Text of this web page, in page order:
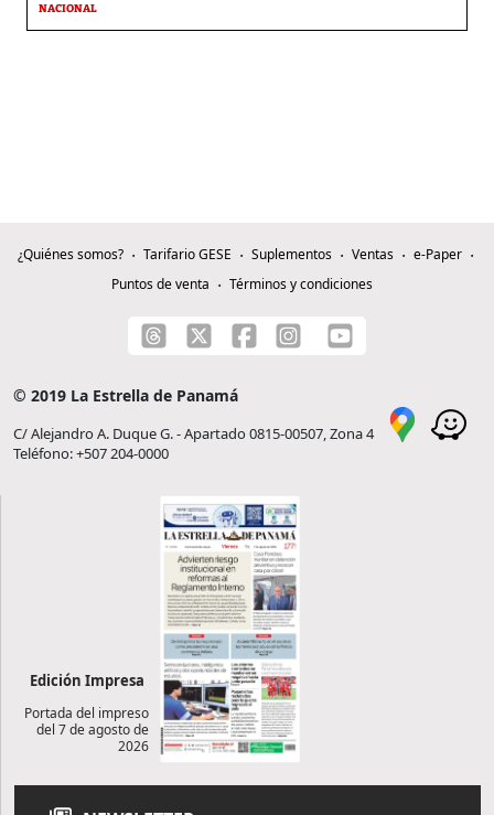
NACIONAL
¿Quiénes somos? Tarifario GESE Suplementos Ventas
e-Paper
Puntos de venta
Términos y condiciones
© 2019 La Estrella de Panamá
C/ Alejandro A. Duque G. - Apartado 0815-00507, Zona 4
Teléfono: +507 204-0000
Edición Impresa
Portada del impreso
del 7 de agosto de
2026